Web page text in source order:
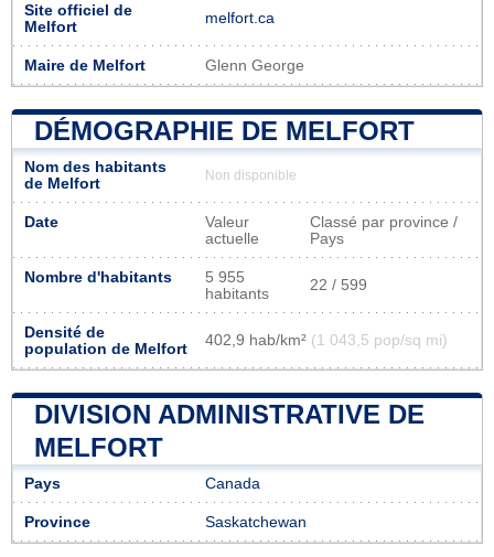
Site officiel de
Melfort
melfort.ca
Maire de Melfort Glenn George
DÉMOGRAPHIE DE MELFORT
Nom des habitants
de Melfort
Non disponible
Date
Valeur
actuelle
Classé par province /
Pays
Nombre d'habitants
5 955
habitants
22 / 599
Densité de
population de Melfort
402,9 hab/km² (1 043,5 pop/sq mi)
DIVISION ADMINISTRATIVE DE
MELFORT
Pays Canada
Province Saskatchewan